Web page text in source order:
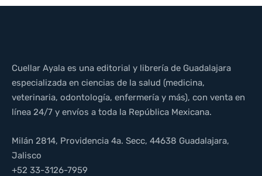
Cuellar Ayala es una editorial y librería de Guadalajara
especializada en ciencias de la salud (medicina,
veterinaria, odontología, enfermería y más), con venta en
línea 24/7 y envíos a toda la República Mexicana.
Milán 2814, Providencia 4a. Secc, 44638 Guadalajara,
Jalisco
+52 33-3126-7959